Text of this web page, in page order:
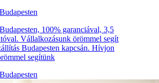
100% garanciával, 3,5
Vállalkozásunk örömmel segít
Budapesten kapcsán. Hívjon
segítünk